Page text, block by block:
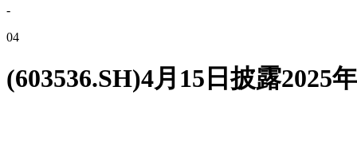
-
04
(603536.SH)4月15日披露2025